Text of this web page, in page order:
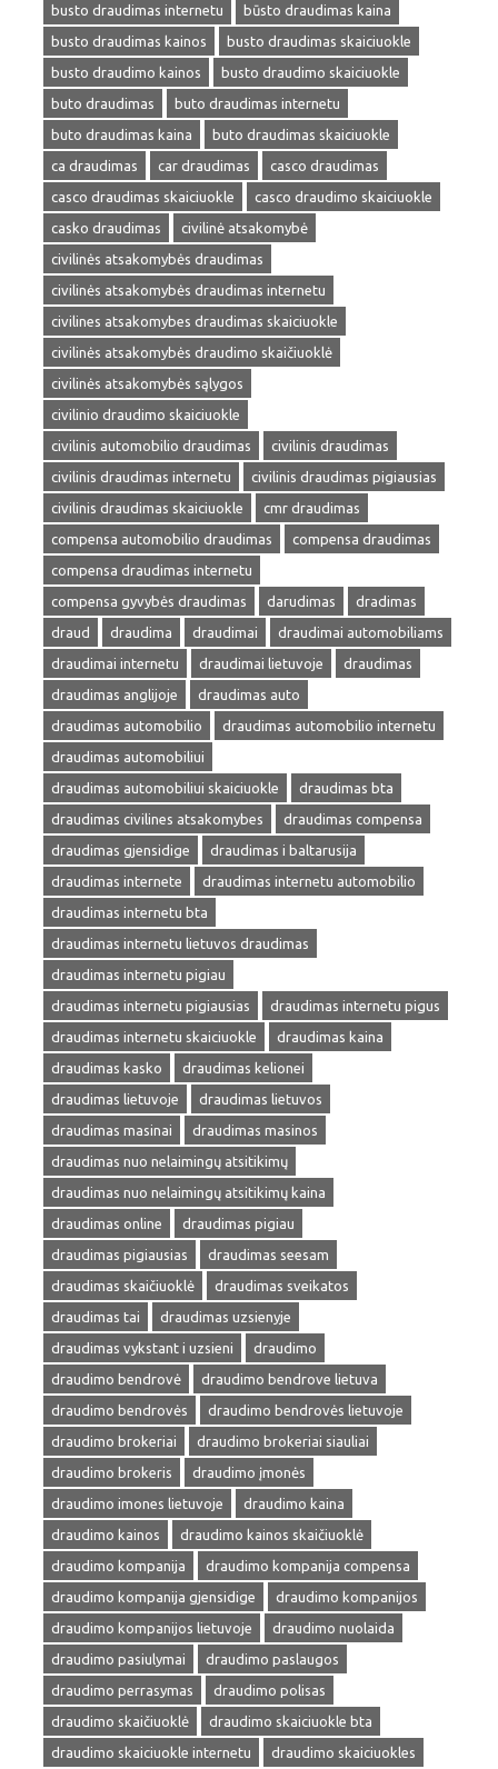
busto draudimas internetu
būsto draudimas kaina
busto draudimas kainos
busto draudimas skaiciuokle
busto draudimo kainos
busto draudimo skaiciuokle
buto draudimas
buto draudimas internetu
buto draudimas kaina
buto draudimas skaiciuokle
ca draudimas
car draudimas
casco draudimas
casco draudimas skaiciuokle
casco draudimo skaiciuokle
casko draudimas
civilinė atsakomybė
civilinės atsakomybės draudimas
civilinės atsakomybės draudimas internetu
civilines atsakomybes draudimas skaiciuokle
civilinės atsakomybės draudimo skaičiuoklė
civilinės atsakomybės sąlygos
civilinio draudimo skaiciuokle
civilinis automobilio draudimas
civilinis draudimas
civilinis draudimas internetu
civilinis draudimas pigiausias
civilinis draudimas skaiciuokle
cmr draudimas
compensa automobilio draudimas
compensa draudimas
compensa draudimas internetu
compensa gyvybės draudimas
darudimas
dradimas
draud
draudima draudimai
draudimai automobiliams
draudimai internetu
draudimai lietuvoje
draudimas
draudimas anglijoje
draudimas auto
draudimas automobilio
draudimas automobilio internetu
draudimas automobiliui
draudimas automobiliui skaiciuokle
draudimas bta
draudimas civilines atsakomybes
draudimas compensa
draudimas gjensidige
draudimas i baltarusija
draudimas internete
draudimas internetu automobilio
draudimas internetu bta
draudimas internetu lietuvos draudimas
draudimas internetu pigiau
draudimas internetu pigiausias
draudimas internetu pigus
draudimas internetu skaiciuokle
draudimas kaina
draudimas kasko
draudimas kelionei
draudimas lietuvoje
draudimas lietuvos
draudimas masinai
draudimas masinos
draudimas nuo nelaimingų atsitikimų
draudimas nuo nelaimingų atsitikimų kaina
draudimas online
draudimas pigiau
draudimas pigiausias
draudimas seesam
draudimas skaičiuoklė
draudimas sveikatos
draudimas tai
draudimas uzsienyje
draudimas vykstant i uzsieni
draudimo
draudimo bendrovė
draudimo bendrove lietuva
draudimo bendrovės
draudimo bendrovės lietuvoje
draudimo brokeriai
draudimo brokeriai siauliai
draudimo brokeris
draudimo įmonės
draudimo imones lietuvoje
draudimo kaina
draudimo kainos
draudimo kainos skaičiuoklė
draudimo kompanija
draudimo kompanija compensa
draudimo kompanija gjensidige
draudimo kompanijos
draudimo kompanijos lietuvoje
draudimo nuolaida
draudimo pasiulymai
draudimo paslaugos
draudimo perrasymas
draudimo polisas
draudimo skaičiuoklė
draudimo skaiciuokle bta
draudimo skaiciuokle internetu
draudimo skaiciuokles